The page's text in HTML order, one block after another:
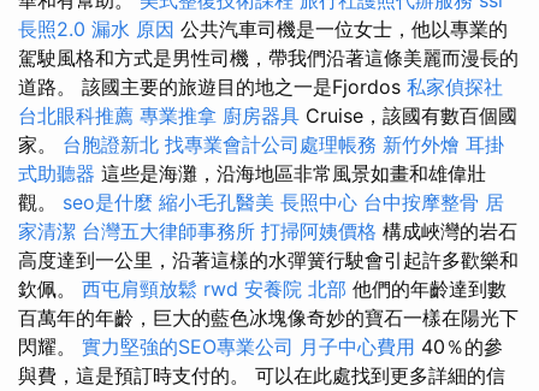
長照2.0 漏水 原因 公共汽車司機是一位女士，他以專業的
駕駛風格和方式是男性司機，帶我們沿著這條美麗而漫長的
道路。 該國主要的旅遊目的地之一是Fjordos 私家偵探社
台北眼科推薦 專業推拿 廚房器具 Cruise，該國有數百個國
家。 台胞證新北 找專業會計公司處理帳務 新竹外燴 耳掛
式助聽器 這些是海灘，沿海地區非常風景如畫和雄偉壯
觀。 seo是什麼 縮小毛孔醫美 長照中心 台中按摩整骨 居
家清潔 台灣五大律師事務所 打掃阿姨價格 構成峽灣的岩石
高度達到一公里，沿著這樣的水彈簧行駛會引起許多歡樂和
欽佩。 西屯肩頸放鬆 rwd 安養院 北部 他們的年齡達到數
百萬年的年齡，巨大的藍色冰塊像奇妙的寶石一樣在陽光下
閃耀。 實力堅強的SEO專業公司 月子中心費用 40％的參
與費，這是預訂時支付的。 可以在此處找到更多詳細的信